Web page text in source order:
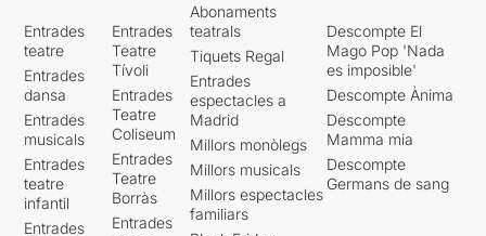
Entrades
teatre
Entrades
dansa
Entrades
musicals
Entrades
teatre
infantil
Entrades
Entrades
Teatre
Tívoli
Entrades
Teatre
Coliseum
Entrades
Teatre
Borràs
Entrades
Abonaments
teatrals
Tiquets Regal
Entrades
espectacles a
Madrid
Millors monòlegs
Millors musicals
Millors espectacles
familiars
Descompte El
Mago Pop 'Nada
es imposible'
Descompte Ànima
Descompte
Mamma mia
Descompte
Germans de sang